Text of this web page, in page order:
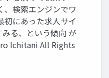
、検索エンジンでワ
初にあった求⼈サイ
みる、という傾向 が
Ichitani All Rights